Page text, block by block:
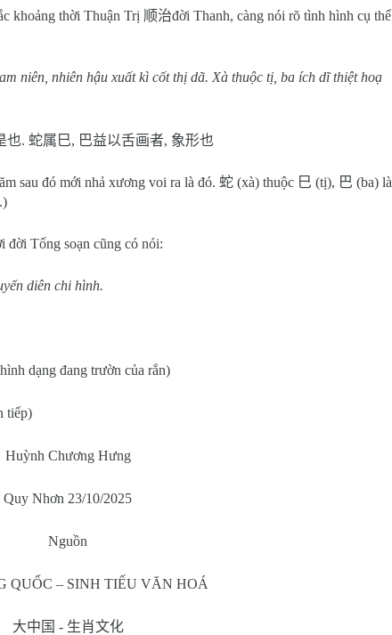
khoảng thời Thuận Trị 顺治đời Thanh, càng nói rõ tình hình cụ thể
niên, nhiên hậu xuất kì cốt thị dã. Xà thuộc tị, ba ích dĩ thiệt hoạ
也. 蛇属巳, 巴益以舌画者, 象形也
sau đó mới nhả xương voi ra là đó. 蛇 (xà) thuộc 巳 (tị), 巴 (ba) là
đời Tống soạn cũng có nói:
diên chi hình.
dạng đang trườn của rắn)
tiếp)
Huỳnh Chương Hưng
Quy Nhơn 23/10/2025
Nguồn
QUỐC – SINH TIẾU VĂN HOÁ
大中国 - 生肖文化